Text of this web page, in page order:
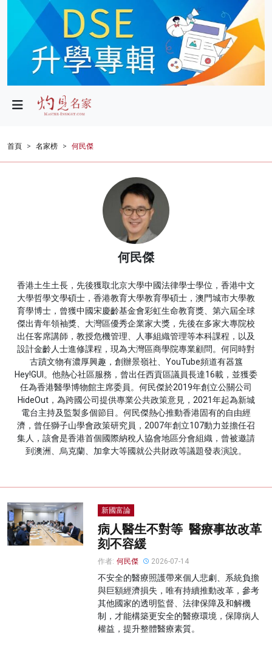
政局
財經
生活
名家榜
灼見活動
關於我們
首頁 名家榜 何民傑
何民傑
香港土生土長，先後獲取北京大學中國法律學士學位，香港中文
大學哲學文學碩士，香港教育大學教育學碩士，澳門城市大學教
育學博士，曾獲中國宋慶齡基金會彩虹生命教育獎、第六屆全球
傑出青年領袖獎、大灣區優秀企業家大獎，先後在多家大專院校
出任客席講師，教授危機管理、人事組織管理等本科課程，以及
設計金齡人士進修課程，現為大灣區商學院專業顧問。何同時對
古蹟文物有濃厚興趣，創辦景嶺社、YouTube頻道有器簋
Hey!GUI。他熱心社區服務，曾出任西貢區議員長達16載，並獲委
任為香港醫學博物館主席委員。何民傑於2019年創立公關公司
HideOut，為跨國公司提供專業公共政策意見，2021年起為新城
電台主持及監製多個節目。何民傑熱心推動香港固有的自由經
濟，曾任獅子山學會政策研究員，2007年創立107動力並擔任召
集人，該會是香港首個國際納稅人協會地區分會組織，曾被邀請
到澳洲、烏克蘭、加拿大等國就公共財政等議題發表演說。
新國富論
病人醫生不對等 醫療事故改革
刻不容緩
作者: 何民傑 2026-07-14
不安全的醫療照護帶來個人悲劇、系統負擔
與巨額經濟損失，唯有持續推動改革，參考
其他國家的透明監督、法律保障及和解機
制，才能構築更安全的醫療環境，保障病人
權益，提升整體醫療素質。